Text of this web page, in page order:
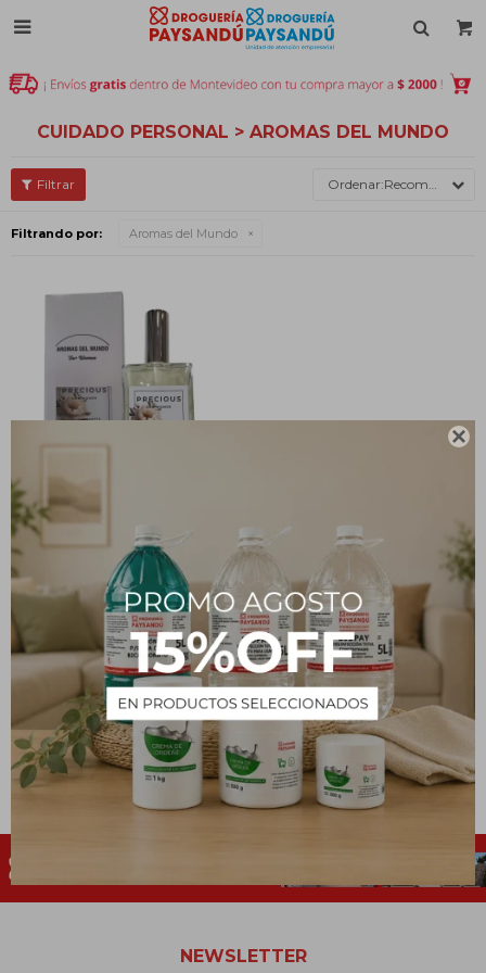


CUIDADO PERSONAL > AROMAS DEL MUNDO
Recomendados
Filtrando por: Aromas del Mundo
Perfume Aromas del
Mundo - Precious 100ml -
Para mujer
$ 490
NEWSLETTER